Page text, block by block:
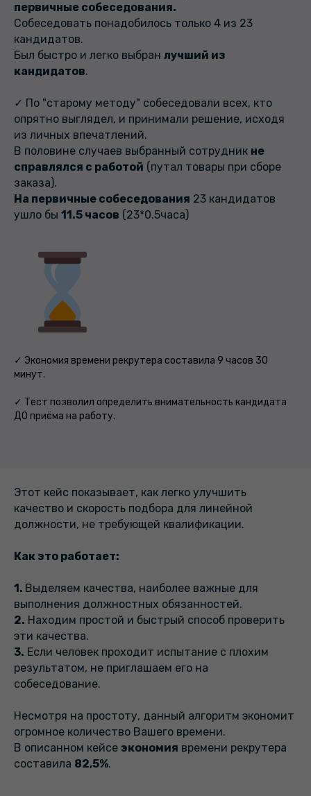
первичные собеседования.
Собеседовать понадобилось только 4 из 23
кандидатов.
Был быстро и легко выбран лучший из
кандидатов.
✓ По "старому методу" собеседовали всех, кто
опрятно выглядел, и принимали решение, исходя
из личных впечатлений.
В половине случаев выбранный сотрудник не
справлялся с работой (путал товары при сборе
заказа).
На первичные собеседования 23 кандидатов
ушло бы 11.5 часов (23*0.5часа)
✓ Экономия времени рекрутера составила 9 часов 30
минут.
✓ Тест позволил определить внимательность кандидата
ДО приёма на работу.
Этот кейс показывает, как легко улучшить
качество и скорость подбора для линейной
должности, не требующей квалификации.
Как это работает:
1. Выделяем качества, наиболее важные для
выполнения должностных обязанностей.
2. Находим простой и быстрый способ проверить
эти качества.
3. Если человек проходит испытание с плохим
результатом, не приглашаем его на
собеседование.
Несмотря на простоту, данный алгоритм экономит
огромное количество Вашего времени.
В описанном кейсе экономия времени рекрутера
составила 82,5%.